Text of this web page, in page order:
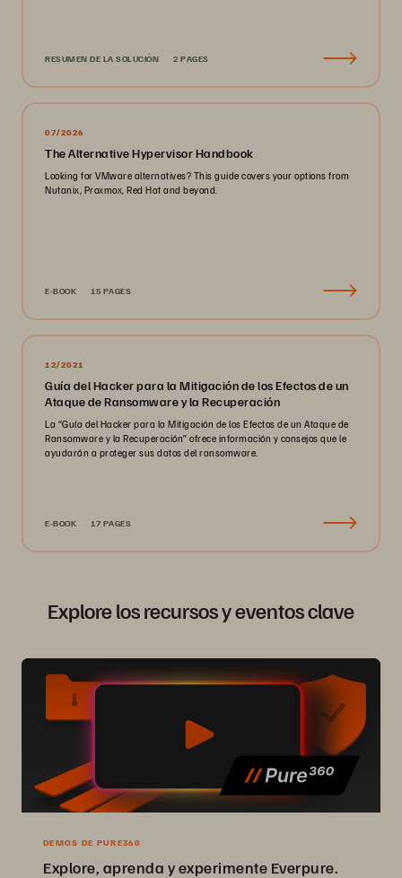
RESUMEN DE LA SOLUCIÓN 2 PAGES
07/2026
The Alternative Hypervisor Handbook
Looking for VMware alternatives? This guide covers your options from
Nutanix, Proxmox, Red Hat and beyond.
E-BOOK 15 PAGES
12/2021
Guía del Hacker para la Mitigación de los Efectos de un
Ataque de Ransomware y la Recuperación
La “Guía del Hacker para la Mitigación de los Efectos de un Ataque de
Ransomware y la Recuperación” ofrece información y consejos que le
ayudarán a proteger sus datos del ransomware.
E-BOOK 17 PAGES
Explore los recursos y eventos clave
DEMOS DE PURE360
Explore, aprenda y experimente Everpure.